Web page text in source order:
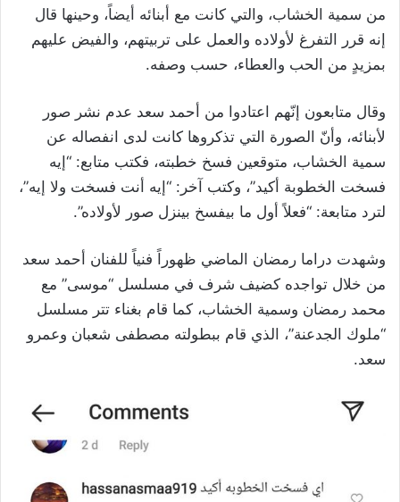
من سمية الخشاب، والتي كانت مع أبنائه أيضاً، وحينها قال
إنه قرر التفرغ لأولاده والعمل على تربيتهم، والفيض عليهم
بمزيدٍ من الحب والعطاء، حسب وصفه.
وقال متابعون إنّهم اعتادوا من أحمد سعد عدم نشر صور
لأبنائه، وأنّ الصورة التي تذكروها كانت لدى انفصاله عن
سمية الخشاب، متوقعين فسخ خطبته، فكتب متابع: “إيه
فسخت الخطوبة أكيد”، وكتب آخر: “إيه أنت فسخت ولا إيه”،
لترد متابعة: “فعلاً أول ما بيفسخ بينزل صور لأولاده”.
وشهدت دراما رمضان الماضي ظهوراً فنياً للفنان أحمد سعد
من خلال تواجده كضيف شرف في مسلسل “موسى” مع
محمد رمضان وسمية الخشاب، كما قام بغناء تتر مسلسل
“ملوك الجدعنة”، الذي قام ببطولته مصطفى شعبان وعمرو
سعد.